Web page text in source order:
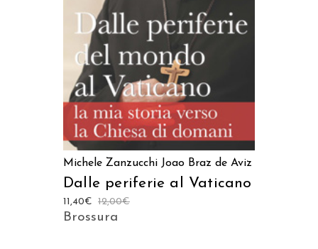
AGGIUNGI AL CARRELLO
Michele Zanzucchi Joao Braz de Aviz
Dalle periferie al Vaticano
12,00€
11,40€
Brossura